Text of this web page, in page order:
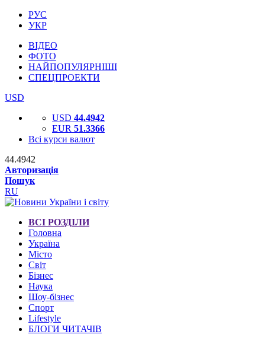
РУС
УКР
ВІДЕО
ФОТО
НАЙПОПУЛЯРНІШІ
СПЕЦПРОЕКТИ
USD
USD 44.4942
EUR 51.3366
Всі курси валют
44.4942
Авторизація
Пошук
RU
ВСІ РОЗДІЛИ
Головна
Україна
Місто
Світ
Бізнес
Наука
Шоу-бізнес
Спорт
Lifestyle
БЛОГИ ЧИТАЧІВ